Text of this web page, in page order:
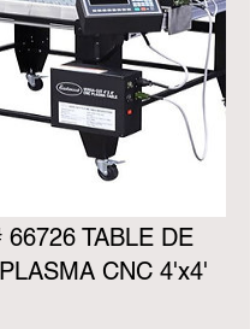
66726 TABLE DE
CNC 4'x4'